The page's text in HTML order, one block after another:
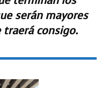
serán mayores
consigo.